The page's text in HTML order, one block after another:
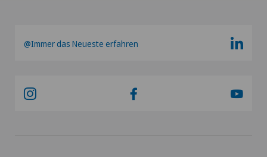
@Immer das Neueste erfahren